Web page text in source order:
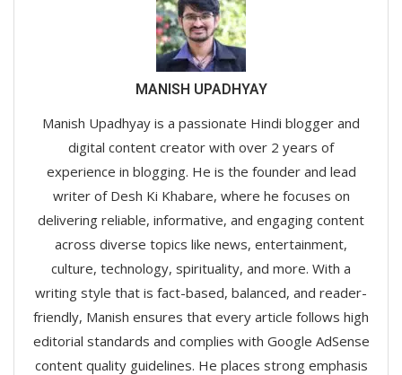
MANISH UPADHYAY
Manish Upadhyay is a passionate Hindi blogger and
digital content creator with over 2 years of
experience in blogging. He is the founder and lead
writer of Desh Ki Khabare, where he focuses on
delivering reliable, informative, and engaging content
across diverse topics like news, entertainment,
culture, technology, spirituality, and more. With a
writing style that is fact-based, balanced, and reader-
friendly, Manish ensures that every article follows high
editorial standards and complies with Google AdSense
content quality guidelines. He places strong emphasis